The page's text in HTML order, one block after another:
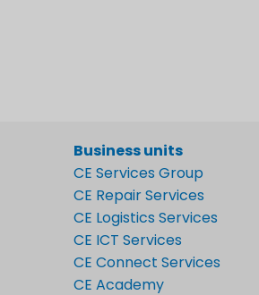
Business units
CE Services Group
CE Repair Services
CE Logistics Services
CE ICT Services
CE Connect Services
CE Academy